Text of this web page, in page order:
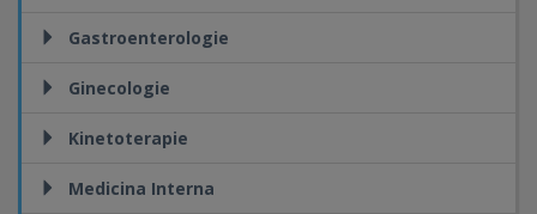
Gastroenterologie
Ginecologie
Kinetoterapie
Medicina Interna